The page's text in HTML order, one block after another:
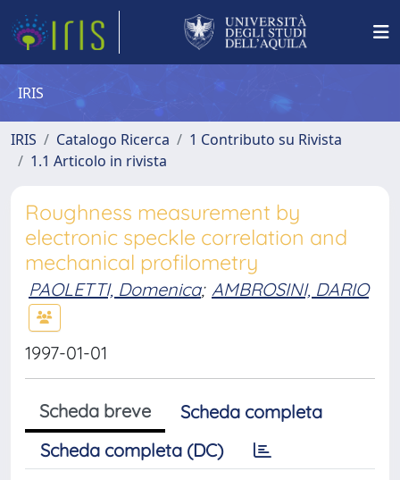
IRIS
IRIS Catalogo Ricerca
1 Contributo su Rivista
1.1 Articolo in rivista
Roughness measurement by
electronic speckle correlation and
mechanical profilometry
PAOLETTI, Domenica; AMBROSINI, DARIO
1997-01-01
Scheda breve
Scheda completa
Scheda completa (DC)